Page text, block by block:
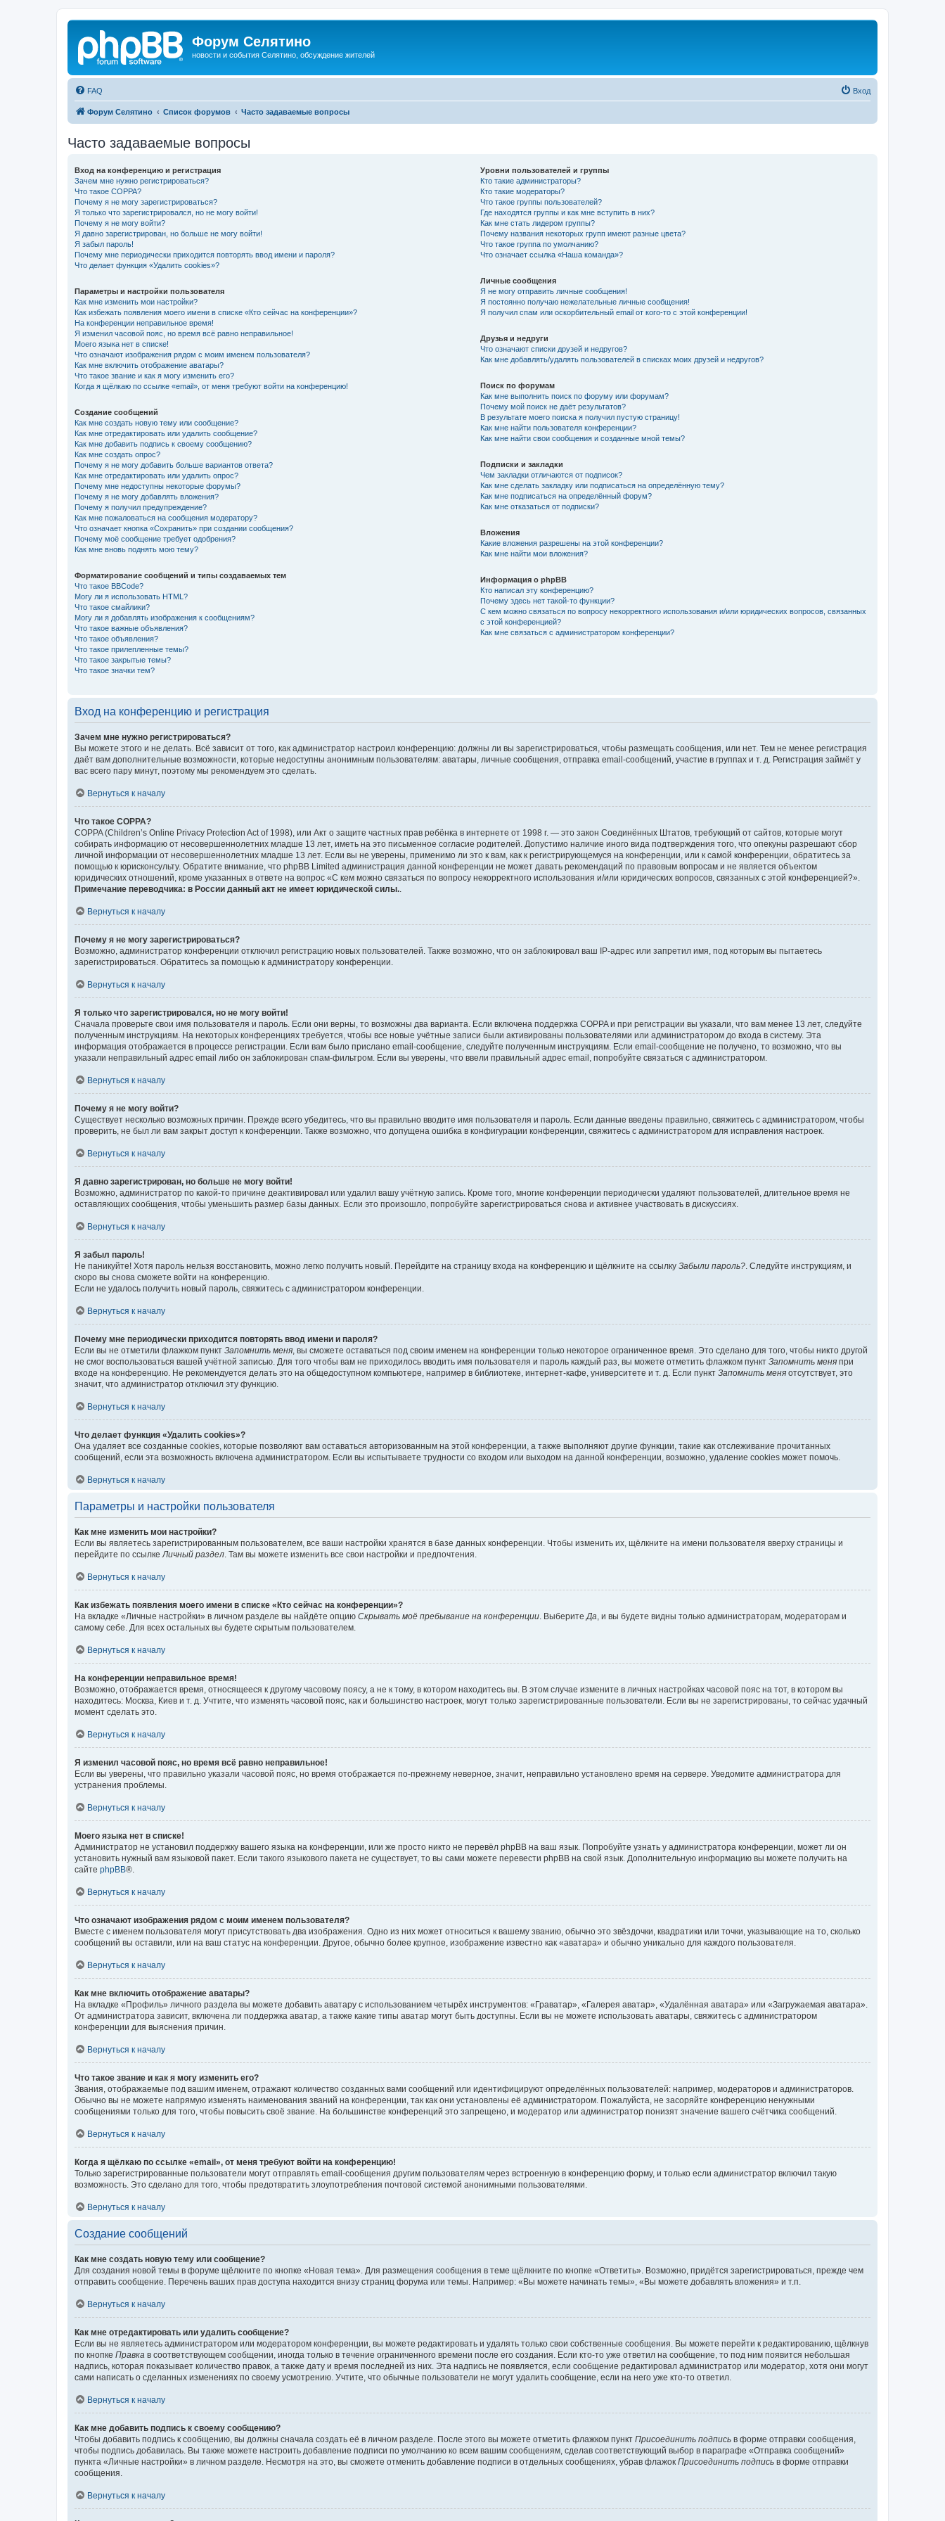
Форум Селятино
новости и события Селятино, обсуждение жителей
FAQ Вход
Форум Селятино Список форумов Часто задаваемые вопросы
Часто задаваемые вопросы
Вход на конференцию и регистрация
Зачем мне нужно регистрироваться?
Что такое COPPA?
Почему я не могу зарегистрироваться?
Я только что зарегистрировался, но не могу войти!
Почему я не могу войти?
Я давно зарегистрирован, но больше не могу войти!
Я забыл пароль!
Почему мне периодически приходится повторять ввод имени и пароля?
Что делает функция «Удалить cookies»?
Параметры и настройки пользователя
Как мне изменить мои настройки?
Как избежать появления моего имени в списке «Кто сейчас на конференции»?
На конференции неправильное время!
Я изменил часовой пояс, но время всё равно неправильное!
Моего языка нет в списке!
Что означают изображения рядом с моим именем пользователя?
Как мне включить отображение аватары?
Что такое звание и как я могу изменить его?
Когда я щёлкаю по ссылке «email», от меня требуют войти на конференцию!
Создание сообщений
Как мне создать новую тему или сообщение?
Как мне отредактировать или удалить сообщение?
Как мне добавить подпись к своему сообщению?
Как мне создать опрос?
Почему я не могу добавить больше вариантов ответа?
Как мне отредактировать или удалить опрос?
Почему мне недоступны некоторые форумы?
Почему я не могу добавлять вложения?
Почему я получил предупреждение?
Как мне пожаловаться на сообщения модератору?
Что означает кнопка «Сохранить» при создании сообщения?
Почему моё сообщение требует одобрения?
Как мне вновь поднять мою тему?
Форматирование сообщений и типы создаваемых тем
Что такое BBCode?
Могу ли я использовать HTML?
Что такое смайлики?
Могу ли я добавлять изображения к сообщениям?
Что такое важные объявления?
Что такое объявления?
Что такое прилепленные темы?
Что такое закрытые темы?
Что такое значки тем?
Уровни пользователей и группы
Кто такие администраторы?
Кто такие модераторы?
Что такое группы пользователей?
Где находятся группы и как мне вступить в них?
Как мне стать лидером группы?
Почему названия некоторых групп имеют разные цвета?
Что такое группа по умолчанию?
Что означает ссылка «Наша команда»?
Личные сообщения
Я не могу отправить личные сообщения!
Я постоянно получаю нежелательные личные сообщения!
Я получил спам или оскорбительный email от кого-то с этой конференции!
Друзья и недруги
Что означают списки друзей и недругов?
Как мне добавлять/удалять пользователей в списках моих друзей и недругов?
Поиск по форумам
Как мне выполнить поиск по форуму или форумам?
Почему мой поиск не даёт результатов?
В результате моего поиска я получил пустую страницу!
Как мне найти пользователя конференции?
Как мне найти свои сообщения и созданные мной темы?
Подписки и закладки
Чем закладки отличаются от подписок?
Как мне сделать закладку или подписаться на определённую тему?
Как мне подписаться на определённый форум?
Как мне отказаться от подписки?
Вложения
Какие вложения разрешены на этой конференции?
Как мне найти мои вложения?
Информация о phpBB
Кто написал эту конференцию?
Почему здесь нет такой-то функции?
С кем можно связаться по вопросу некорректного использования и/или юридических вопросов, связанных
с этой конференцией?
Как мне связаться с администратором конференции?
Вход на конференцию и регистрация
Зачем мне нужно регистрироваться?
Вы можете этого и не делать. Всё зависит от того, как администратор настроил конференцию: должны ли вы зарегистрироваться, чтобы размещать сообщения, или нет. Тем не менее регистрация
даёт вам дополнительные возможности, которые недоступны анонимным пользователям: аватары, личные сообщения, отправка email-сообщений, участие в группах и т. д. Регистрация займёт у
вас всего пару минут, поэтому мы рекомендуем это сделать.
Вернуться к началу
Что такое COPPA?
COPPA (Children’s Online Privacy Protection Act of 1998), или Акт о защите частных прав ребёнка в интернете от 1998 г. — это закон Соединённых Штатов, требующий от сайтов, которые могут
собирать информацию от несовершеннолетних младше 13 лет, иметь на это письменное согласие родителей. Допустимо наличие иного вида подтверждения того, что опекуны разрешают сбор
личной информации от несовершеннолетних младше 13 лет. Если вы не уверены, применимо ли это к вам, как к регистрирующемуся на конференции, или к самой конференции, обратитесь за
помощью к юрисконсульту. Обратите внимание, что phpBB Limited администрация данной конференции не может давать рекомендаций по правовым вопросам и не является объектом
юридических отношений, кроме указанных в ответе на вопрос «С кем можно связаться по вопросу некорректного использования и/или юридических вопросов, связанных с этой конференцией?».
Примечание переводчика: в России данный акт не имеет юридической силы.
Вернуться к началу
Почему я не могу зарегистрироваться?
Возможно, администратор конференции отключил регистрацию новых пользователей. Также возможно, что он заблокировал ваш IP-адрес или запретил имя, под которым вы пытаетесь
зарегистрироваться. Обратитесь за помощью к администратору конференции.
Вернуться к началу
Я только что зарегистрировался, но не могу войти!
Сначала проверьте свои имя пользователя и пароль. Если они верны, то возможны два варианта. Если включена поддержка COPPA и при регистрации вы указали, что вам менее 13 лет, следуйте
полученным инструкциям. На некоторых конференциях требуется, чтобы все новые учётные записи были активированы пользователями или администратором до входа в систему. Эта
информация отображается в процессе регистрации. Если вам было прислано email-сообщение, следуйте полученным инструкциям. Если email-сообщение не получено, то возможно, что вы
указали неправильный адрес email либо он заблокирован спам-фильтром. Если вы уверены, что ввели правильный адрес email, попробуйте связаться с администратором.
Вернуться к началу
Почему я не могу войти?
Существует несколько возможных причин. Прежде всего убедитесь, что вы правильно вводите имя пользователя и пароль. Если данные введены правильно, свяжитесь с администратором, чтобы
проверить, не был ли вам закрыт доступ к конференции. Также возможно, что допущена ошибка в конфигурации конференции, свяжитесь с администратором для исправления настроек.
Вернуться к началу
Я давно зарегистрирован, но больше не могу войти!
Возможно, администратор по какой-то причине деактивировал или удалил вашу учётную запись. Кроме того, многие конференции периодически удаляют пользователей, длительное время не
оставляющих сообщения, чтобы уменьшить размер базы данных. Если это произошло, попробуйте зарегистрироваться снова и активнее участвовать в дискуссиях.
Вернуться к началу
Я забыл пароль!
Не паникуйте! Хотя пароль нельзя восстановить, можно легко получить новый. Перейдите на страницу входа на конференцию и щёлкните на ссылку Забыли пароль? . Следуйте инструкциям, и
скоро вы снова сможете войти на конференцию.
Если не удалось получить новый пароль, свяжитесь с администратором конференции.
Вернуться к началу
Почему мне периодически приходится повторять ввод имени и пароля?
Если вы не отметили флажком пункт Запомнить меня , вы сможете оставаться под своим именем на конференции только некоторое ограниченное время. Это сделано для того, чтобы никто другой
не смог воспользоваться вашей учётной записью. Для того чтобы вам не приходилось вводить имя пользователя и пароль каждый раз, вы можете отметить флажком пункт Запомнить меня при
входе на конференцию. Не рекомендуется делать это на общедоступном компьютере, например в библиотеке, интернет-кафе, университете и т. д. Если пункт Запомнить меня отсутствует, это
значит, что администратор отключил эту функцию.
Вернуться к началу
Что делает функция «Удалить cookies»?
Она удаляет все созданные cookies, которые позволяют вам оставаться авторизованным на этой конференции, а также выполняют другие функции, такие как отслеживание прочитанных
сообщений, если эта возможность включена администратором. Если вы испытываете трудности со входом или выходом на данной конференции, возможно, удаление cookies может помочь.
Вернуться к началу
Параметры и настройки пользователя
Как мне изменить мои настройки?
Если вы являетесь зарегистрированным пользователем, все ваши настройки хранятся в базе данных конференции. Чтобы изменить их, щёлкните на имени пользователя вверху страницы и
перейдите по ссылке Личный раздел . Там вы можете изменить все свои настройки и предпочтения.
Вернуться к началу
Как избежать появления моего имени в списке «Кто сейчас на конференции»?
На вкладке «Личные настройки» в личном разделе вы найдёте опцию Скрывать моё пребывание на конференции . Выберите Да , и вы будете видны только администраторам, модераторам и
самому себе. Для всех остальных вы будете скрытым пользователем.
Вернуться к началу
На конференции неправильное время!
Возможно, отображается время, относящееся к другому часовому поясу, а не к тому, в котором находитесь вы. В этом случае измените в личных настройках часовой пояс на тот, в котором вы
находитесь: Москва, Киев и т. д. Учтите, что изменять часовой пояс, как и большинство настроек, могут только зарегистрированные пользователи. Если вы не зарегистрированы, то сейчас удачный
момент сделать это.
Вернуться к началу
Я изменил часовой пояс, но время всё равно неправильное!
Если вы уверены, что правильно указали часовой пояс, но время отображается по-прежнему неверное, значит, неправильно установлено время на сервере. Уведомите администратора для
устранения проблемы.
Вернуться к началу
Моего языка нет в списке!
Администратор не установил поддержку вашего языка на конференции, или же просто никто не перевёл phpBB на ваш язык. Попробуйте узнать у администратора конференции, может ли он
установить нужный вам языковой пакет. Если такого языкового пакета не существует, то вы сами можете перевести phpBB на свой язык. Дополнительную информацию вы можете получить на
сайте phpBB®.
Вернуться к началу
Что означают изображения рядом с моим именем пользователя?
Вместе с именем пользователя могут присутствовать два изображения. Одно из них может относиться к вашему званию, обычно это звёздочки, квадратики или точки, указывающие на то, сколько
сообщений вы оставили, или на ваш статус на конференции. Другое, обычно более крупное, изображение известно как «аватара» и обычно уникально для каждого пользователя.
Вернуться к началу
Как мне включить отображение аватары?
На вкладке «Профиль» личного раздела вы можете добавить аватару с использованием четырёх инструментов: «Граватар», «Галерея аватар», «Удалённая аватара» или «Загружаемая аватара».
От администратора зависит, включена ли поддержка аватар, а также какие типы аватар могут быть доступны. Если вы не можете использовать аватары, свяжитесь с администратором
конференции для выяснения причин.
Вернуться к началу
Что такое звание и как я могу изменить его?
Звания, отображаемые под вашим именем, отражают количество созданных вами сообщений или идентифицируют определённых пользователей: например, модераторов и администраторов.
Обычно вы не можете напрямую изменять наименования званий на конференции, так как они установлены её администратором. Пожалуйста, не засоряйте конференцию ненужными
сообщениями только для того, чтобы повысить своё звание. На большинстве конференций это запрещено, и модератор или администратор понизят значение вашего счётчика сообщений.
Вернуться к началу
Когда я щёлкаю по ссылке «email», от меня требуют войти на конференцию!
Только зарегистрированные пользователи могут отправлять email-сообщения другим пользователям через встроенную в конференцию форму, и только если администратор включил такую
возможность. Это сделано для того, чтобы предотвратить злоупотребления почтовой системой анонимными пользователями.
Вернуться к началу
Создание сообщений
Как мне создать новую тему или сообщение?
Для создания новой темы в форуме щёлкните по кнопке «Новая тема». Для размещения сообщения в теме щёлкните по кнопке «Ответить». Возможно, придётся зарегистрироваться, прежде чем
отправить сообщение. Перечень ваших прав доступа находится внизу страниц форума или темы. Например: «Вы можете начинать темы», «Вы можете добавлять вложения» и т.п.
Вернуться к началу
Как мне отредактировать или удалить сообщение?
Если вы не являетесь администратором или модератором конференции, вы можете редактировать и удалять только свои собственные сообщения. Вы можете перейти к редактированию, щёлкнув
по кнопке Правка в соответствующем сообщении, иногда только в течение ограниченного времени после его создания. Если кто-то уже ответил на сообщение, то под ним появится небольшая
надпись, которая показывает количество правок, а также дату и время последней из них. Эта надпись не появляется, если сообщение редактировал администратор или модератор, хотя они могут
сами написать о сделанных изменениях по своему усмотрению. Учтите, что обычные пользователи не могут удалить сообщение, если на него уже кто-то ответил.
Вернуться к началу
Как мне добавить подпись к своему сообщению?
Чтобы добавить подпись к сообщению, вы должны сначала создать её в личном разделе. После этого вы можете отметить флажком пункт Присоединить подпись в форме отправки сообщения,
чтобы подпись добавилась. Вы также можете настроить добавление подписи по умолчанию ко всем вашим сообщениям, сделав соответствующий выбор в параграфе «Отправка сообщений»
пункта «Личные настройки» в личном разделе. Несмотря на это, вы сможете отменить добавление подписи в отдельных сообщениях, убрав флажок Присоединить подпись в форме отправки
сообщения.
Вернуться к началу